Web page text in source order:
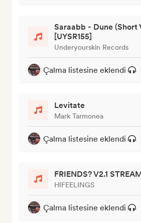
Saraabb - Dune (Short
[UYSR155]
Underyourskin Records
Çalma listesine eklendi
Levitate
Mark Tarmonea
Çalma listesine eklendi
FRIENDS? V2.1
HIFEELINGS
Çalma listesine eklendi